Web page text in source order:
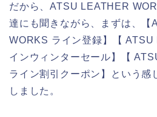
だから、ATSU LEATHER
達にも聞きながら、まずは、【
WORKS ライン登録】【
インウィンターセール】【
ライン割引クーポン】という感
しました。